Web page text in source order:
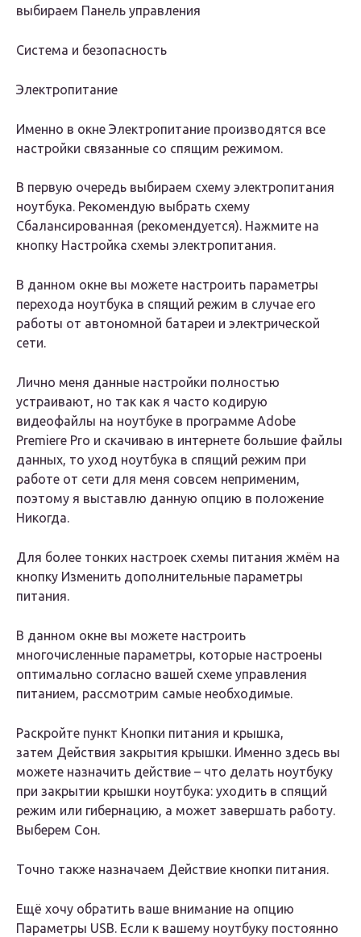
выбираем Панель управления
Система и безопасность
Электропитание
Именно в окне Электропитание производятся все
настройки связанные со спящим режимом.
В первую очередь выбираем схему электропитания
ноутбука. Рекомендую выбрать схему
Сбалансированная (рекомендуется). Нажмите на
кнопку Настройка схемы электропитания.
В данном окне вы можете настроить параметры
перехода ноутбука в спящий режим в случае его
работы от автономной батареи и электрической
сети.
Лично меня данные настройки полностью
устраивают, но так как я часто кодирую
видеофайлы на ноутбуке в программе Adobe
Premiere Pro и скачиваю в интернете большие файлы
данных, то уход ноутбука в спящий режим при
работе от сети для меня совсем неприменим,
поэтому я выставлю данную опцию в положение
Никогда.
Для более тонких настроек схемы питания жмём на
кнопку Изменить дополнительные параметры
питания.
В данном окне вы можете настроить
многочисленные параметры, которые настроены
оптимально согласно вашей схеме управления
питанием, рассмотрим самые необходимые.
Раскройте пункт Кнопки питания и крышка,
затем Действия закрытия крышки. Именно здесь вы
можете назначить действие – что делать ноутбуку
при закрытии крышки ноутбука: уходить в спящий
режим или гибернацию, а может завершать работу.
Выберем Сон.
Точно также назначаем Действие кнопки питания.
Ещё хочу обратить ваше внимание на опцию
Параметры USB. Если к вашему ноутбуку постоянно